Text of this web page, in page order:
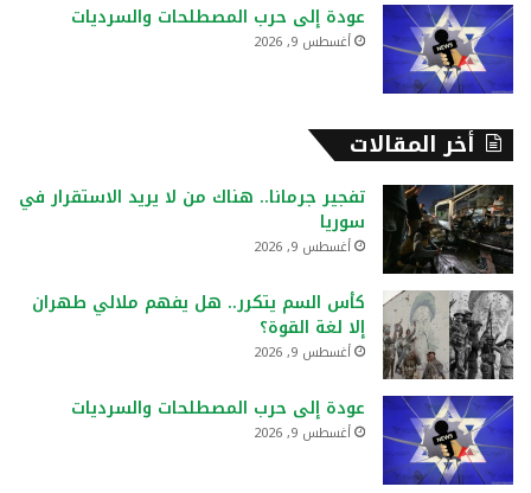
عودة إلى حرب المصطلحات والسرديات
أغسطس 9, 2026
أخر المقالات
تفجير جرمانا.. هناك من لا يريد الاستقرار في
سوريا
أغسطس 9, 2026
كأس السم يتكرر.. هل يفهم ملالي طهران
إلا لغة القوة؟
أغسطس 9, 2026
عودة إلى حرب المصطلحات والسرديات
أغسطس 9, 2026